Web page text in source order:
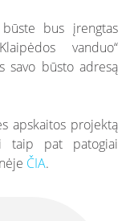
bus įrengtas
vanduo“
savo būsto adresą
apskaitos projektą
taip pat patogiai
ČIA.